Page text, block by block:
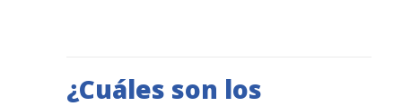
¿Cuáles son los